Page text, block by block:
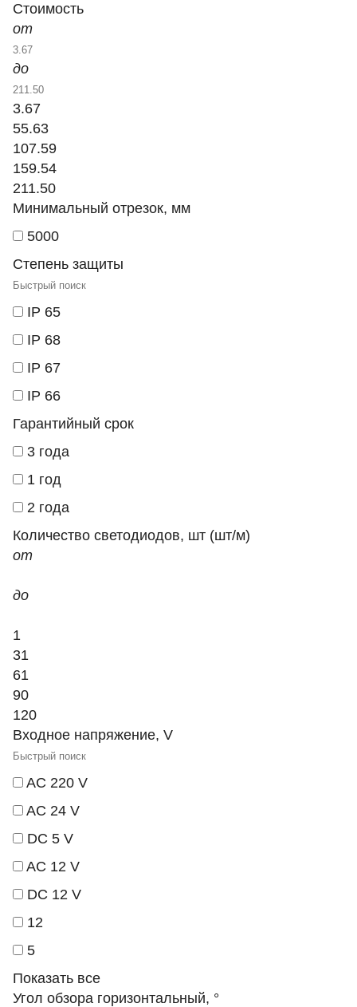
Стоимость
от
до
3.67
55.63
107.59
159.54
211.50
Минимальный отрезок, мм
5000
Степень защиты
IP 65
IP 68
IP 67
IP 66
Гарантийный срок
3 года
1 год
2 года
Количество светодиодов, шт (шт/м)
от
до
1
31
61
90
120
Входное напряжение, V
AC 220 V
AC 24 V
DC 5 V
AC 12 V
DC 12 V
12
5
Показать все
Угол обзора горизонтальный, °